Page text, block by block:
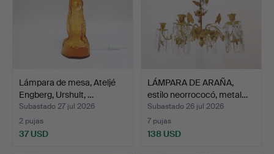
Lámpara de mesa, Ateljé
Engberg, Urshult, …
Subastado 27 jul 2026
2 pujas
37 USD
LÁMPARA DE ARAÑA,
estilo neorrococó, metal…
Subastado 26 jul 2026
7 pujas
138 USD